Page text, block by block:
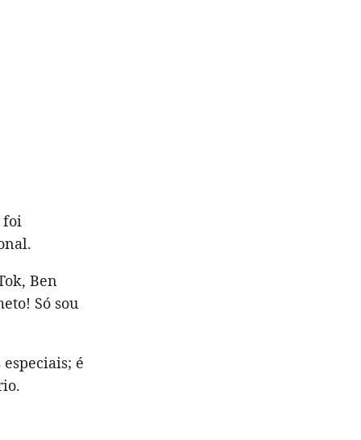
foi
Ben
Só sou
é